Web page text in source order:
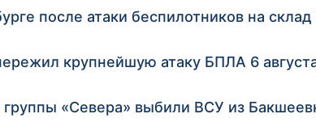
после атаки беспилотников на
крупнейшую атаку БПЛА 6
«Севера» выбили ВСУ из